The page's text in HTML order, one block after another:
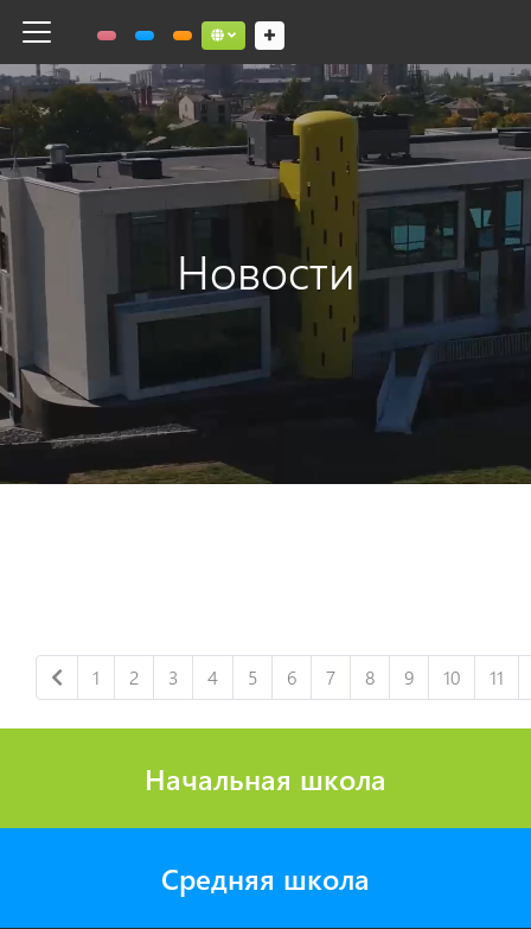
Toggle navigation Social links dropdown button
Новости
1 2 3 4 5 6 7 8 9 10 11
Начальная школа
Средняя школа